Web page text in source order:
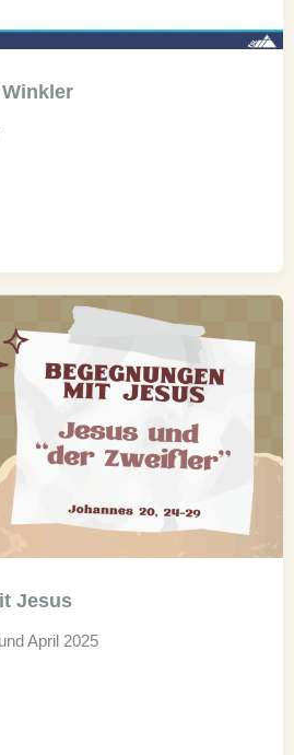
Winkler
Jesus
April 2025